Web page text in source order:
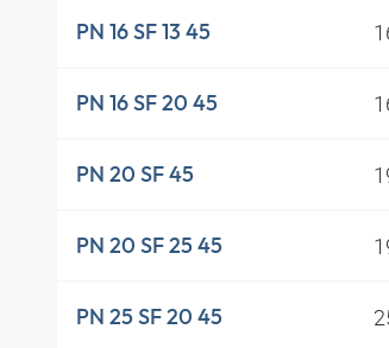
PN 16 SF 13 45
PN 16 SF 20 45
PN 20 SF 45
PN 20 SF 25 45
PN 25 SF 20 45